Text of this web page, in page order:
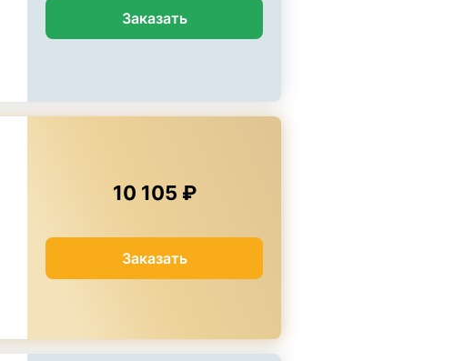
Заказать
10 105 ₽
Заказать